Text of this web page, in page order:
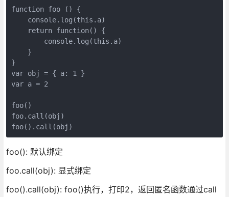
function foo () {
    console.log(this.a)
    return function() {
        console.log(this.a)
    }
}
var obj = { a: 1 }
var a = 2
foo()
foo.call(obj)
foo(): 默认绑定
foo.call(obj): 显式绑定
foo().call(obj): foo()执行，打印2，返回匿名函数通过call